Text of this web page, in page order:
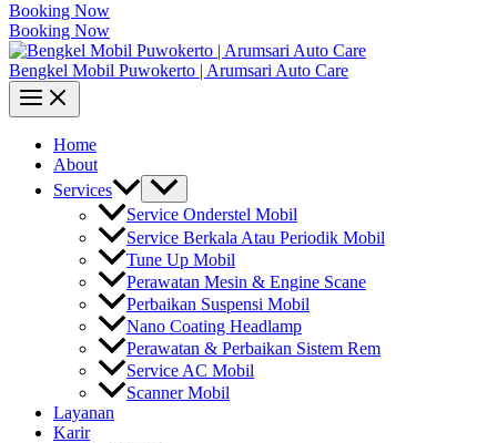
Booking Now
Booking Now
Bengkel Mobil Puwokerto | Arumsari Auto Care
Home
About
Services
Service Onderstel Mobil
Service Berkala Atau Periodik Mobil
Tune Up Mobil
Perawatan Mesin & Engine Scane
Perbaikan Suspensi Mobil
Nano Coating Headlamp
Perawatan & Perbaikan Sistem Rem
Service AC Mobil
Scanner Mobil
Layanan
Karir